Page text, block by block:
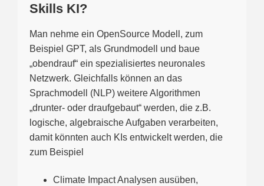
Skills KI?
Man nehme ein OpenSource Modell, zum
Beispiel GPT, als Grundmodell und baue
„obendrauf“ ein spezialisiertes neuronales
Netzwerk. Gleichfalls können an das
Sprachmodell (NLP) weitere Algorithmen
„drunter- oder draufgebaut“ werden, die z.B.
logische, algebraische Aufgaben verarbeiten,
damit könnten auch KIs entwickelt werden, die
zum Beispiel
Climate Impact Analysen ausüben,